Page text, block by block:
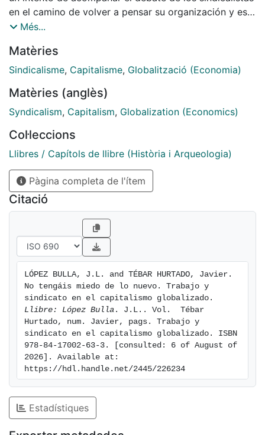
en el camino de volver a pensar su organización y eso
que llamamos relaciones laborales. No corren buenos
grandes cambios que desde hace años se vienen
dando, y ante el nuevo fracaso del intento de
acompañe del bracete a los poderes empresariales y
económicos, se ha recrudecido una ofensiva brutal
y sus mujeres. La manera más adecuada de
enfrentarse a este desafío surge del planteamiento de
una autorreforma sindical permanente, puesto que los
cambios y las transformaciones no son algo
contingente; de ahí que el sujeto social deba
responder con su propia crítica alternativa. Las
propuestas de No tengáis miedo de lo nuevo son un
intento de acompañar el debate de los sindicalistas en
el camino de volver a pensar su organización y eso
que llamamos relaciones laborales.Son también una
llamada a repensar las palabras del insigne jurista del
trabajo Umberto Romagnoli a sus colegas.
Més...
Matèries
Sindicalisme, Capitalisme, Globalització (Economia)
Matèries (anglès)
Syndicalism, Capitalism, Globalization (Economics)
Col·leccions
Llibres / Capítols de llibre (Història i Arqueologia)
Pàgina completa de l'ítem
Citació
LÓPEZ BULLA, J.L. and TÉBAR HURTADO, Javier.
No tengáis miedo de lo nuevo. Trabajo y
Llibre: López Bulla . J.L.. Vol.  Tébar
Hurtado, num. Javier, pags. Trabajo y
sindicato en el capitalismo globalizado. ISBN
978-84-17002-63-3. [consulted: 6 of August of
2026]. Available at:
https://hdl.handle.net/2445/226234
Estadístiques